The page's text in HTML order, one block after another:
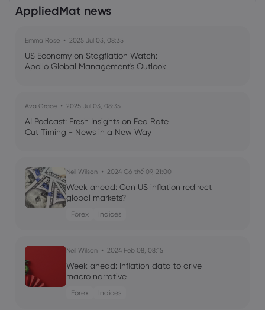
AppliedMat news
Emma Rose 2025 Jul 03, 08:35
US Economy on Stagflation Watch:
Apollo Global Management's Outlook
Ava Grace 2025 Jul 03, 08:35
AI Podcast: Fresh Insights on Fed Rate
Cut Timing - News in a New Way
Neil Wilson 2024 Có thể 09, 21:00
Week ahead: Can US inflation redirect
global markets?
Forex Indices
Neil Wilson 2024 Feb 08, 08:15
Week ahead: Inflation data to drive
macro narrative
Forex Indices